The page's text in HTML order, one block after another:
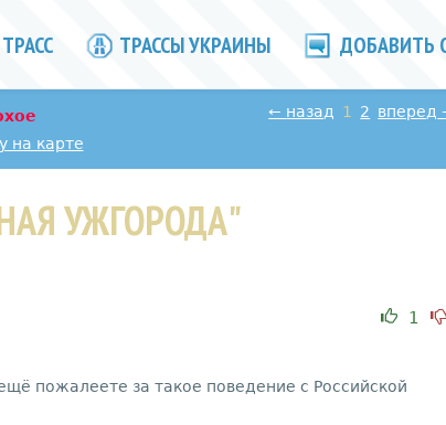
ТРАССЫ УКРАИНЫ ДОБАВИТЬ
на карте
← назад 1 2 вперед
УЖГОРОДА"
1
пожалеете за такое поведение с Российской